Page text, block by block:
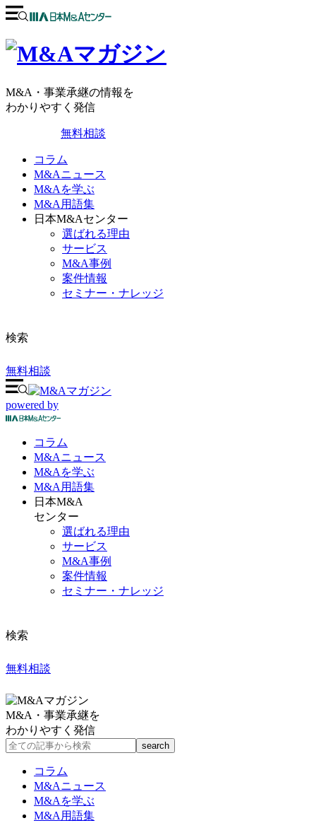
M&A・事業承継の情報を
わかりやすく発信
無料相談
コラム
M&Aニュース
M&Aを学ぶ
M&A用語集
日本M&Aセンター
選ばれる理由
サービス
M&A事例
案件情報
セミナー・ナレッジ
検索
無料相談
powered by
コラム
M&Aニュース
M&Aを学ぶ
M&A 用語集
日本M&A
センター
選ばれる理由
サービス
M&A事例
案件情報
セミナー・ナレッジ
検索
無料相談
M&A・事業承継を
わかりやすく発信
コラム
M&Aニュース
M&Aを学ぶ
M&A用語集